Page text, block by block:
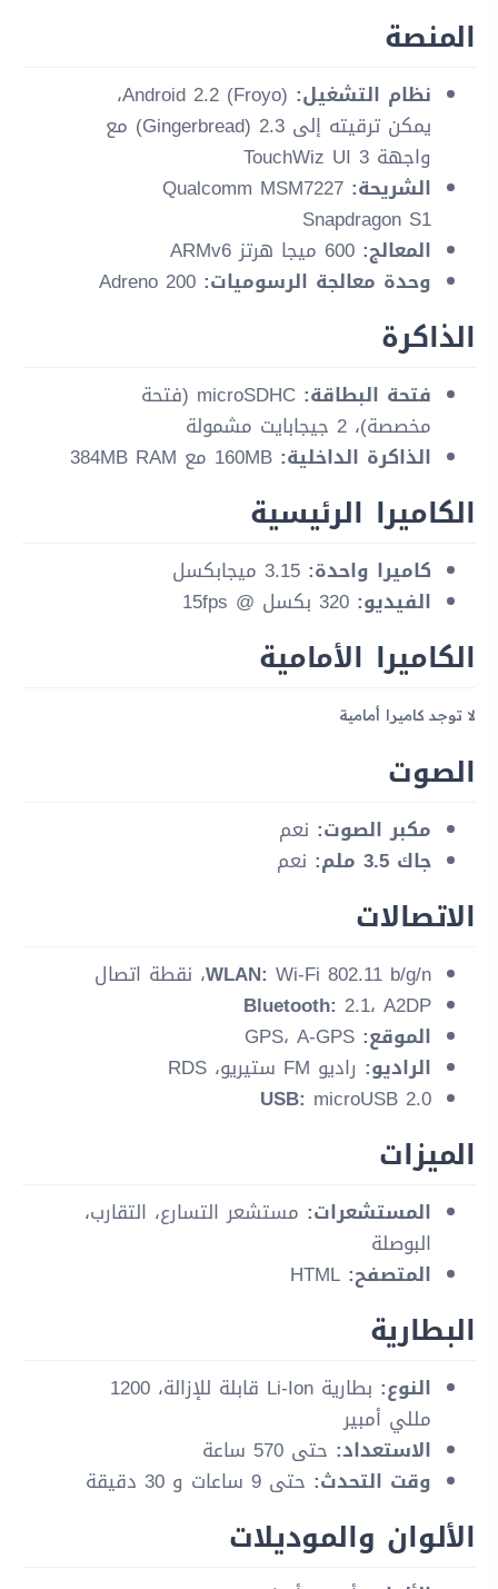
المنصة
نظام التشغيل:
Android 2.2 (Froyo)،
يمكن ترقيته إلى 2.3 (Gingerbread) مع
واجهة TouchWiz UI 3
الشريحة: Qualcomm MSM7227
Snapdragon S1
المعالج:
وحدة معالجة الرسوميات:
الذاكرة
فتحة البطاقة:
microSDHC (فتحة
مخصصة)، 2 جيجابايت مشمولة
الذاكرة الداخلية:
الكاميرا الرئيسية
كاميرا واحدة:
الفيديو:
الكاميرا الأمامية
لا توجد كاميرا أمامية
الصوت
مكبر الصوت: نعم
جاك 3.5 ملم:
نعم
الاتصالات
WLAN: Wi-Fi 802.11 b/g/n، نقطة اتصال
Bluetooth: 2.1، A2DP
الموقع:
الراديو: راديو FM ستيريو، RDS
USB: microUSB 2.0
الميزات
المستشعرات: مستشعر التسارع، التقارب،
البوصلة
المتصفح:
البطارية
النوع:
بطارية Li-Ion قابلة للإزالة، 1200
مللي أمبير
الاستعداد: حتى 570 ساعة
وقت التحدث: حتى 9 ساعات و 30 دقيقة
الألوان والموديلات